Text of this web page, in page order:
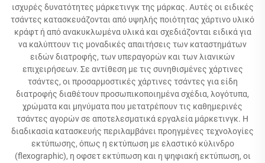
ισχυρές δυνατότητες μάρκετινγκ της μάρκας. Αυτές οι ειδικές
τσάντες κατασκευάζονται από υψηλής ποιότητας χάρτινο υλικό
κράφτ ή από ανακυκλωμένα υλικά και σχεδιάζονται ειδικά για
να καλύπτουν τις μοναδικές απαιτήσεις των καταστημάτων
ειδών διατροφής, των υπεραγορών και των λιανικών
επιχειρήσεων. Σε αντίθεση με τις συνηθισμένες χάρτινες
τσάντες, οι προσαρμοστικές χάρτινες τσάντες για είδη
διατροφής διαθέτουν προσωπικοποιημένα σχέδια, λογότυπα,
χρώματα και μηνύματα που μετατρέπουν τις καθημερινές
τσάντες αγορών σε αποτελεσματικά εργαλεία μάρκετινγκ. Η
διαδικασία κατασκευής περιλαμβάνει προηγμένες τεχνολογίες
εκτύπωσης, όπως η εκτύπωση με ελαστικό κύλινδρο
(flexographic), η οφσετ εκτύπωση και η ψηφιακή εκτύπωση, οι